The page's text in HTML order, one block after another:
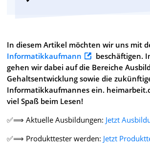
In diesem Artikel möchten wir uns mit
Informatikkaufmann
beschäftigen.
gehen wir dabei auf die Bereiche
Gehaltsentwicklung sowie die
Informatikkaufmannes ein.
viel Spaß beim Lesen!
✅⟹ Aktuelle Ausbildungen: Jetzt
✅⟹ Produkttester werden: Jetzt